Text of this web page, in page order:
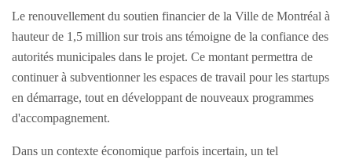
Le renouvellement du soutien financier de la Ville de Montréal à
hauteur de 1,5 million sur trois ans témoigne de la confiance des
autorités municipales dans le projet. Ce montant permettra de
continuer à subventionner les espaces de travail pour les startups
en démarrage, tout en développant de nouveaux programmes
d'accompagnement.
Dans un contexte économique parfois incertain, un tel